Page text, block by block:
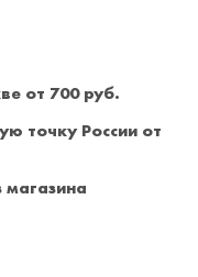
от 700 руб.
точку России от